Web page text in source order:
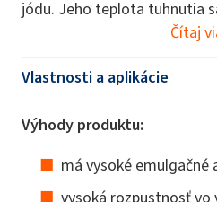
jódu. Jeho teplota tuhnutia
Čítaj
Vlastnosti a aplikácie
Výhody produktu:
má vysoké
vysoká rozpustnosť vo